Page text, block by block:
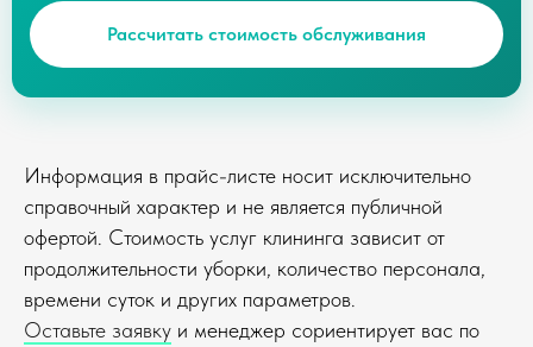
Рассчитать стоимость обслуживания
Информация в прайс-листе носит исключительно
справочный характер и не является публичной
офертой. Стоимость услуг клининга зависит от
продолжительности уборки, количество персонала,
времени суток и других параметров.
Оставьте заявку и менеджер сориентирует вас по